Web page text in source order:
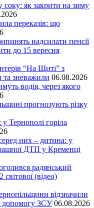
соку: як закрити на зиму
переказів: що
надсилати пенсії
до 15 вересня
“На Щиті” з
та зневажили 06.08.2026
водія, через якого
прогнозують різку
Тернополі горіла
них – дитина: у
ДТП у Кременці
радянський
світової (відео)
відзначили
допомогу ЗСУ 06.08.2026